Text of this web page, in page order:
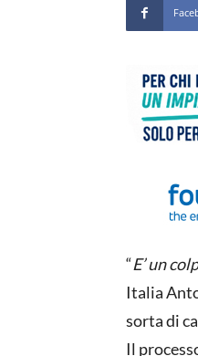
“E’ un
Italia
sorta di
Il